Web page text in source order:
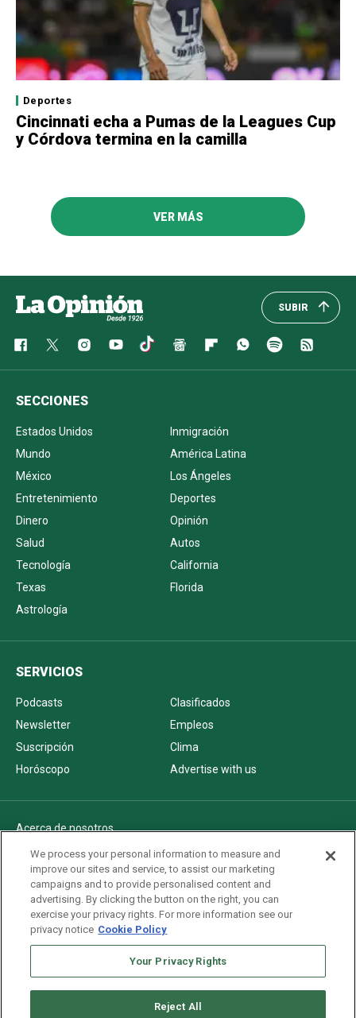
Deportes
Cincinnati echa a Pumas de la Leagues Cup
y Córdova termina en la camilla
VER MÁS
SUBIR
SECCIONES
Estados Unidos
Inmigración
Mundo
América Latina
México
Los Ángeles
Entretenimiento
Deportes
Dinero
Opinión
Salud
Autos
Tecnología
California
Texas
Florida
Astrología
SERVICIOS
Podcasts
Clasificados
Newsletter
Empleos
Suscripción
Clima
Horóscopo
Advertise with us
Acerca de nosotros
Politica de privacidad
Pautas Editoriales
AdChoices
Advertise with us
Newsletters
We process your personal information to measure and
improve our sites and service, to assist our marketing
campaigns and to provide personalised content and
advertising. By clicking the button on the right, you can
exercise your privacy rights. For more information see our
privacy notice Cookie Policy
Your Privacy Rights
Reject All